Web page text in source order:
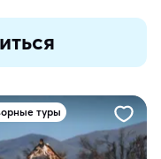
туры